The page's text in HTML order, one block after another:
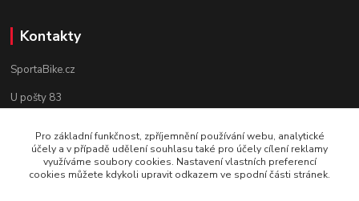
Kontakty
SportaBike.cz
U pošty 83
tel.: +420 736 274 612
e-mail: info@sportabike.cz
Pro základní funkčnost, zpříjemnění používání webu, analytické
účely a v případě udělení souhlasu také pro účely cílení reklamy
využíváme soubory cookies. Nastavení vlastních preferencí
cookies můžete kdykoli upravit odkazem ve spodní části stránek.